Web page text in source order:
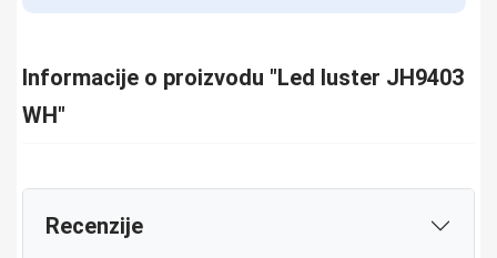
Informacije o proizvodu "Led luster JH9403
WH"
Recenzije